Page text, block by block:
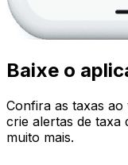
Baixe o
Confira as taxas
crie alertas de taxa
muito mais.